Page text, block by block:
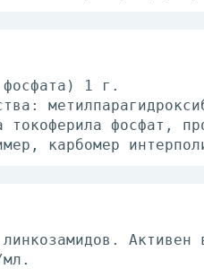
фосфата) 1 г.
токоферила фосфат,
карбомер